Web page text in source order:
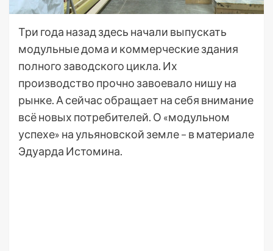
Три года назад здесь начали выпускать
модульные дома и коммерческие здания
полного заводского цикла. Их
производство прочно завоевало нишу на
рынке. А сейчас обращает на себя внимание
всё новых потребителей. О «модульном
успехе» на ульяновской земле – в материале
Эдуарда Истомина.